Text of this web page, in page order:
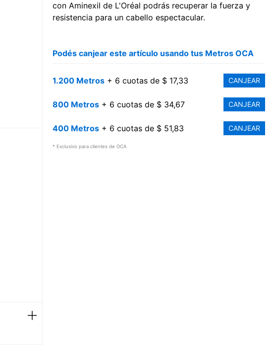
con Aminexil de L'Oréal podrás recuperar la fuerza y
resistencia para un cabello espectacular.
Podés canjear este artículo usando tus Metros OCA
1.200 Metros+ 6 cuotas de $ 17,33 CANJEAR
800 Metros+ 6 cuotas de $ 34,67 CANJEAR
400 Metros+ 6 cuotas de $ 51,83 CANJEAR
* Exclusivo para clientes de OCA